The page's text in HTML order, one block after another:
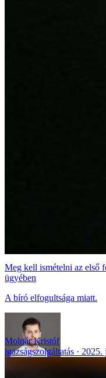
Meg kell ismételni az első
ügyében
A bíró elfogultsága miatt.
Molnár Kristóf
igazságszolgáltatás
2025.